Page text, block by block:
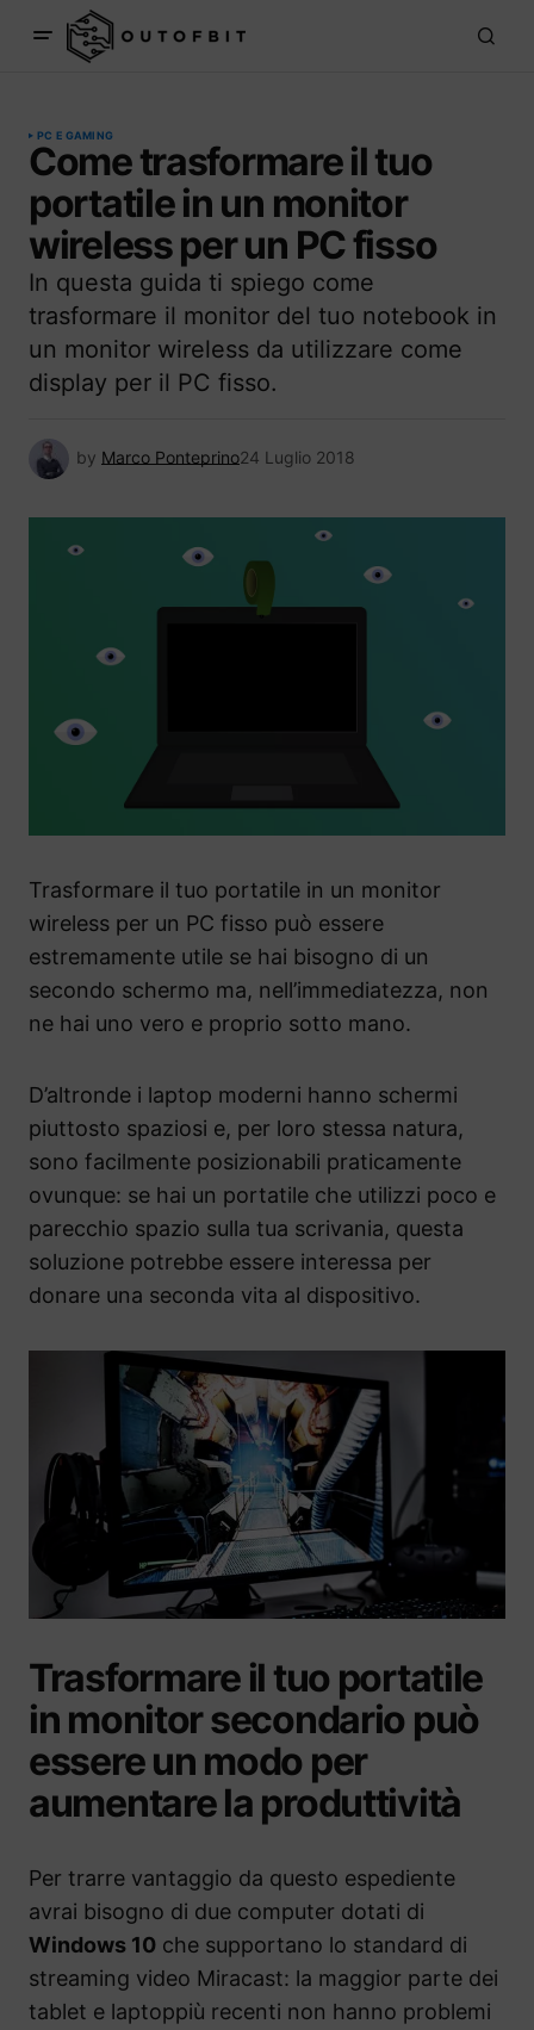
PC E GAMING
Come trasformare il tuo
portatile in un monitor
wireless per un PC fisso
In questa guida ti spiego come
trasformare il monitor del tuo notebook in
un monitor wireless da utilizzare come
display per il PC fisso.
by Marco Ponteprino24 Luglio 2018
Trasformare il tuo portatile in un monitor
wireless per un PC fisso può essere
estremamente utile se hai bisogno di un
secondo schermo ma, nell’immediatezza, non
ne hai uno vero e proprio sotto mano.
D’altronde i laptop moderni hanno schermi
piuttosto spaziosi e, per loro stessa natura,
sono facilmente posizionabili praticamente
ovunque: se hai un portatile che utilizzi poco e
parecchio spazio sulla tua scrivania, questa
soluzione potrebbe essere interessa per
donare una seconda vita al dispositivo.
Trasformare il tuo portatile
in monitor secondario può
essere un modo per
aumentare la produttività
Per trarre vantaggio da questo espediente
avrai bisogno di due computer dotati di
Windows 10 che supportano lo standard di
streaming video Miracast: la maggior parte dei
tablet e laptoppiù recenti non hanno problemi